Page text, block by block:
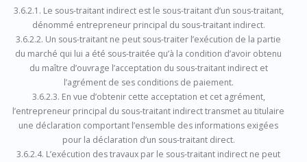
3.6.2.1. Le sous-traitant indirect est le sous-traitant d’un sous-traitant,
dénommé entrepreneur principal du sous-traitant indirect.
3.6.2.2. Un sous-traitant ne peut sous-traiter l’exécution de la partie
du marché qui lui a été sous-traitée qu’à la condition d’avoir obtenu
du maître d’ouvrage l’acceptation du sous-traitant indirect et
l’agrément de ses conditions de paiement.
3.6.2.3. En vue d’obtenir cette acceptation et cet agrément,
l’entrepreneur principal du sous-traitant indirect transmet au titulaire
une déclaration comportant l’ensemble des informations exigées
pour la déclaration d’un sous-traitant direct.
3.6.2.4. L’exécution des travaux par le sous-traitant indirect ne peut